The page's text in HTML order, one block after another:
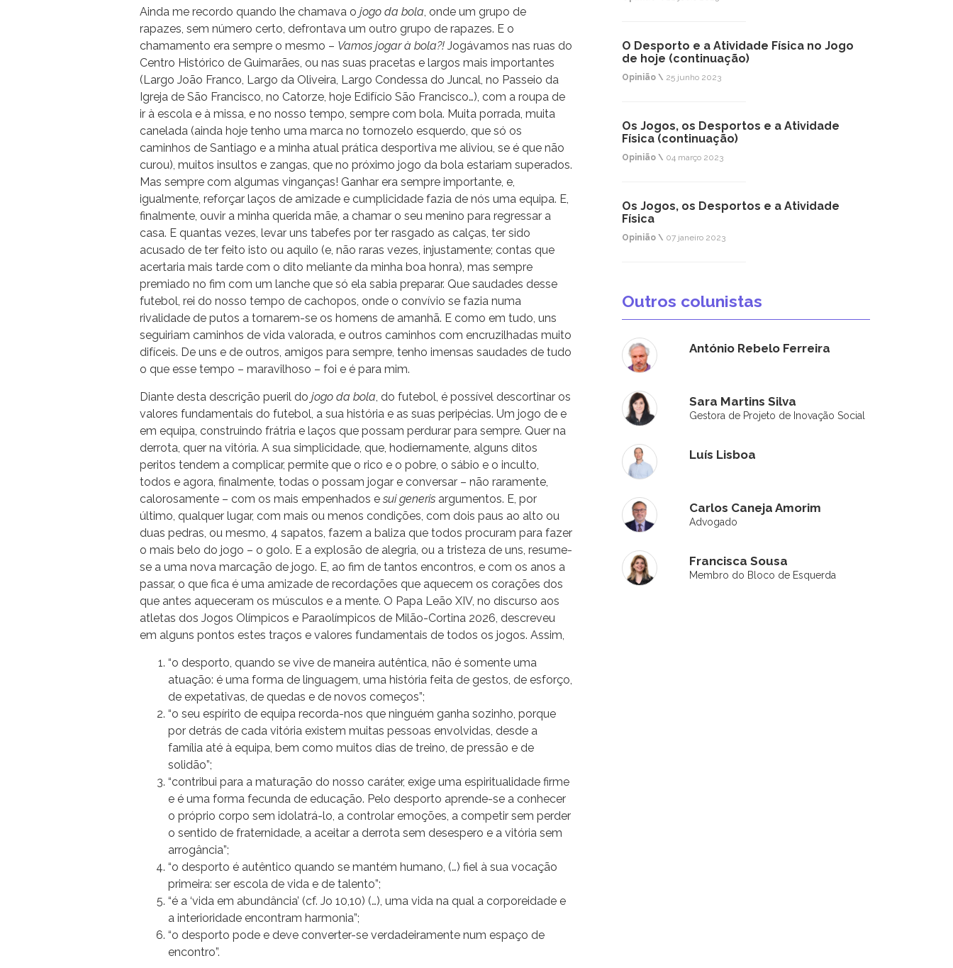
Ainda me recordo quando lhe chamava o jogo da bola, onde um grupo de
rapazes, sem número certo, defrontava um outro grupo de rapazes. E o
chamamento era sempre o mesmo – Vamos jogar à bola?! Jogávamos nas ruas do
Centro Histórico de Guimarães, ou nas suas pracetas e largos mais importantes
(Largo João Franco, Largo da Oliveira, Largo Condessa do Juncal, no Passeio da
Igreja de São Francisco, no Catorze, hoje Edifício São Francisco…), com a roupa de
ir à escola e à missa, e no nosso tempo, sempre com bola. Muita porrada, muita
canelada (ainda hoje tenho uma marca no tornozelo esquerdo, que só os
caminhos de Santiago e a minha atual prática desportiva me aliviou, se é que não
curou), muitos insultos e zangas, que no próximo jogo da bola estariam superados.
Mas sempre com algumas vinganças! Ganhar era sempre importante, e,
igualmente, reforçar laços de amizade e cumplicidade fazia de nós uma equipa. E,
finalmente, ouvir a minha querida mãe, a chamar o seu menino para regressar a
casa. E quantas vezes, levar uns tabefes por ter rasgado as calças, ter sido
acusado de ter feito isto ou aquilo (e, não raras vezes, injustamente; contas que
acertaria mais tarde com o dito meliante da minha boa honra), mas sempre
premiado no fim com um lanche que só ela sabia preparar. Que saudades desse
futebol, rei do nosso tempo de cachopos, onde o convívio se fazia numa
rivalidade de putos a tornarem-se os homens de amanhã. E como em tudo, uns
seguiriam caminhos de vida valorada, e outros caminhos com encruzilhadas muito
difíceis. De uns e de outros, amigos para sempre, tenho imensas saudades de tudo
o que esse tempo – maravilhoso – foi e é para mim.
Diante desta descrição pueril do jogo da bola, do futebol, é possível descortinar os
valores fundamentais do futebol, a sua história e as suas peripécias. Um jogo de e
em equipa, construindo frátria e laços que possam perdurar para sempre. Quer na
derrota, quer na vitória. A sua simplicidade, que, hodiernamente, alguns ditos
peritos tendem a complicar, permite que o rico e o pobre, o sábio e o inculto,
todos e agora, finalmente, todas o possam jogar e conversar – não raramente,
calorosamente – com os mais empenhados e sui generis argumentos. E, por
último, qualquer lugar, com mais ou menos condições, com dois paus ao alto ou
duas pedras, ou mesmo, 4 sapatos, fazem a baliza que todos procuram para fazer
o mais belo do jogo – o golo. E a explosão de alegria, ou a tristeza de uns, resume-
se a uma nova marcação de jogo. E, ao fim de tantos encontros, e com os anos a
passar, o que fica é uma amizade de recordações que aquecem os corações dos
que antes aqueceram os músculos e a mente. O Papa Leão XIV, no discurso aos
atletas dos Jogos Olímpicos e Paraolímpicos de Milão-Cortina 2026, descreveu
em alguns pontos estes traços e valores fundamentais de todos os jogos. Assim,
“o desporto, quando se vive de maneira autêntica, não é somente uma
atuação: é uma forma de linguagem, uma história feita de gestos, de esforço,
de expetativas, de quedas e de novos começos”;
“o seu espírito de equipa recorda-nos que ninguém ganha sozinho, porque
por detrás de cada vitória existem muitas pessoas envolvidas, desde a
família até à equipa, bem como muitos dias de treino, de pressão e de
solidão”;
“contribui para a maturação do nosso caráter, exige uma espiritualidade firme
e é uma forma fecunda de educação. Pelo desporto aprende-se a conhecer
o próprio corpo sem idolatrá-lo, a controlar emoções, a competir sem perder
o sentido de fraternidade, a aceitar a derrota sem desespero e a vitória sem
arrogância”;
“o desporto é autêntico quando se mantém humano, (…) fiel à sua vocação
primeira: ser escola de vida e de talento”;
“é a ‘vida em abundância’ (cf. Jo 10,10) (…), uma vida na qual a corporeidade e
a interioridade encontram harmonia”;
“o desporto pode e deve converter-se verdadeiramente num espaço de
encontro”.
O Desporto e a Atividade Física no Jogo
de hoje (continuação)
Opinião \ 25 junho 2023
Os Jogos, os Desportos e a Atividade
Física (continuação)
Opinião \ 04 março 2023
Os Jogos, os Desportos e a Atividade
Física
Opinião \ 07 janeiro 2023
Outros colunistas
António Rebelo Ferreira
Sara Martins Silva
Gestora de Projeto de Inovação Social
Luís Lisboa
Carlos Caneja Amorim
Advogado
Francisca Sousa
Membro do Bloco de Esquerda